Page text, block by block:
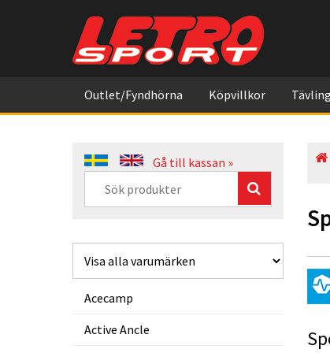
Outlet/Fyndhörna Köpvillkor
Gå till kassan »
Acecamp
Active Ancle